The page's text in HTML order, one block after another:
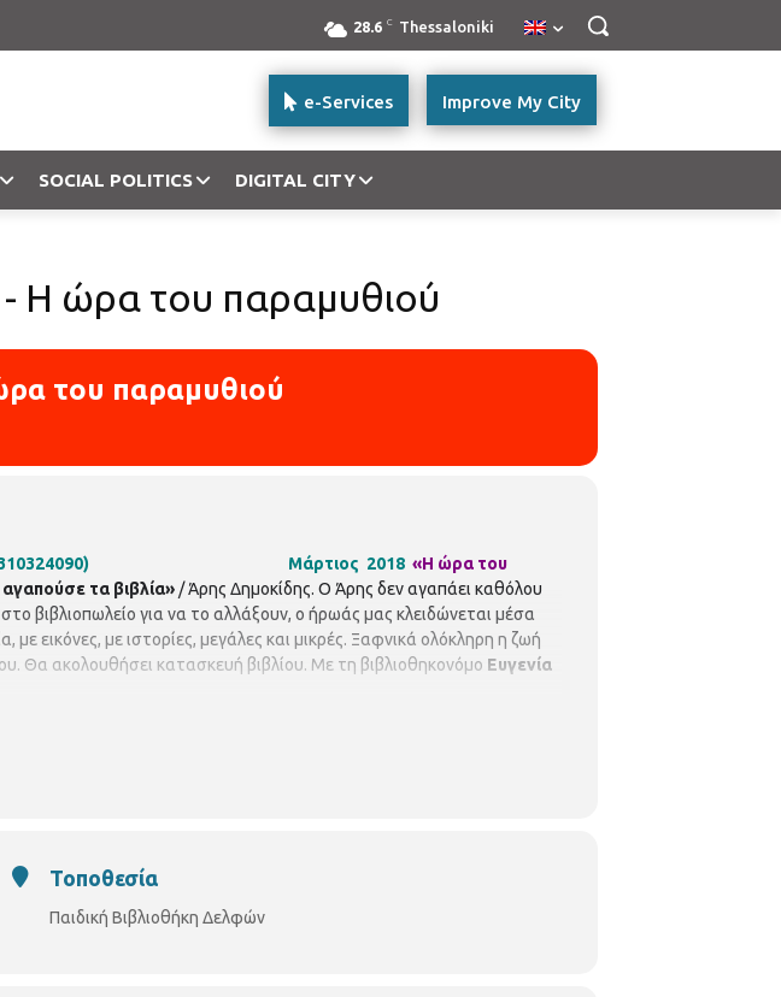
28.6 C Thessaloniki
Improve My City
e-Services
SOCIAL POLITICS DIGITAL CITY
- Η ώρα του παραμυθιού
του παραμυθιού
Μάρτιος 2018 «Η ώρα του
τα βιβλία» / Άρης Δημοκίδης. Ο Άρης δεν αγαπάει καθόλου
βιβλιοπωλείο για να το αλλάξουν, ο ήρωάς μας κλειδώνεται μέσα
εικόνες, με ιστορίες, μεγάλες και μικρές. Ξαφνικά ολόκληρη η ζωή
Θα ακολουθήσει κατασκευή βιβλίου. Με τη βιβλιοθηκονόμο Ευγενία
Τοποθεσία
Παιδική Βιβλιοθήκη Δελφών